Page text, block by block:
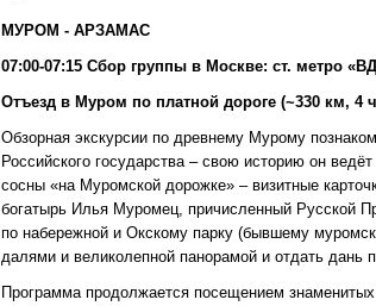
МУРОМ - АРЗАМАС
07:00-07:15 Сбор группы в Москве: ст. метро
Отъезд в Муром по платной дороге (~330 км, 4
Обзорная экскурсии по древнему Мурому
Российского государства – свою историю он
сосны «на Муромской дорожке» – визитные
богатырь Илья Муромец, причисленный Русской
по набережной и Окскому парку (бывшему
далями и великолепной панорамой и отдать дань
Программа продолжается посещением